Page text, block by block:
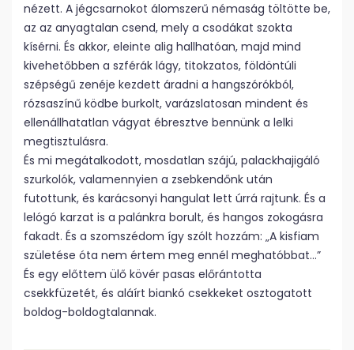
nézett. A jégcsarnokot álomszerű némaság töltötte be,
az az anyagtalan csend, mely a csodákat szokta
kísérni. És akkor, eleinte alig hallhatóan, majd mind
kivehetőbben a szférák lágy, titokzatos, földöntúli
szépségű zenéje kezdett áradni a hangszórókból,
rózsaszínű ködbe burkolt, varázslatosan mindent és
ellenállhatatlan vágyat ébresztve bennünk a lelki
megtisztulásra.
És mi megátalkodott, mosdatlan szájú, palackhajigáló
szurkolók, valamennyien a zsebkendőnk után
futottunk, és karácsonyi hangulat lett úrrá rajtunk. És a
lelógó karzat is a palánkra borult, és hangos zokogásra
fakadt. És a szomszédom így szólt hozzám: „A kisfiam
születése óta nem értem meg ennél meghatóbbat…”
És egy előttem ülő kövér pasas előrántotta
csekkfüzetét, és aláírt biankó csekkeket osztogatott
boldog-boldogtalannak.